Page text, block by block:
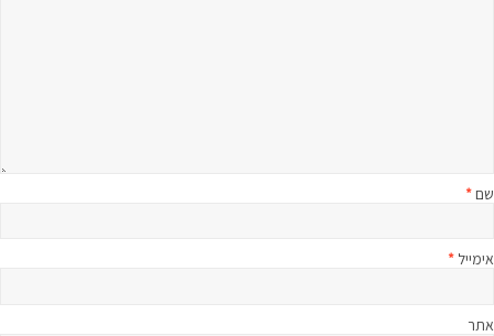
שם*
אימייל *
אתר